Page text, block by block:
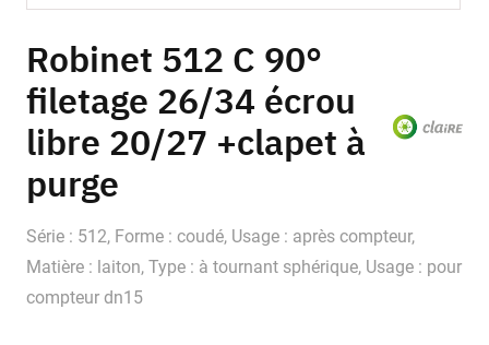
to
the
beginning
of
the
gallery
Robinet 512 C 90°
filetage 26/34 écrou
libre 20/27 +clapet à
purge
Série : 512, Forme : coudé, Usage : après compteur,
Matière : laiton, Type : à tournant sphérique, Usage : pour
compteur dn15